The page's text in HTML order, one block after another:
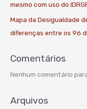
mesmo com uso do
Mapa da Desigualdade
diferenças entre os 96
Comentários
Nenhum comentário
Arquivos